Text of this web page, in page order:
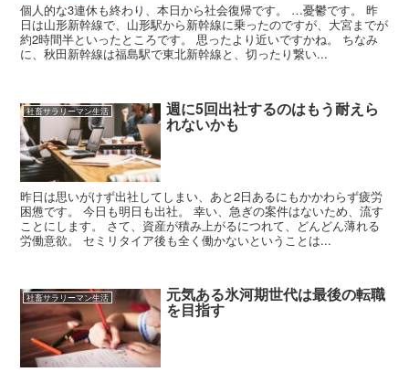
個人的な3連休も終わり、本日から社会復帰です。 …憂鬱です。 昨
日は山形新幹線で、山形駅から新幹線に乗ったのですが、大宮までが
約2時間半といったところです。 思ったより近いですかね。 ちなみ
に、秋田新幹線は福島駅で東北新幹線と、切ったり繋い...
社畜サラリーマン生活 週に5回出社するのはもう耐えら
れないかも
昨日は思いがけず出社してしまい、あと2日あるにもかかわらず疲労
困憊です。 今日も明日も出社。 幸い、急ぎの案件はないため、流す
ことにします。 さて、資産が積み上がるにつれて、どんどん薄れる
労働意欲。 セミリタイア後も全く働かないということは...
社畜サラリーマン生活 元気ある氷河期世代は最後の転職
を目指す